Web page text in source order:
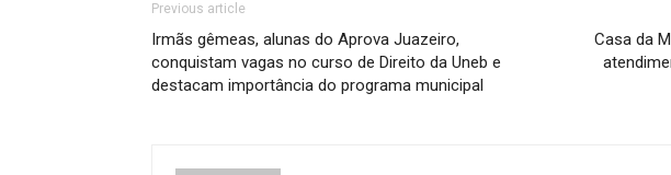
Previous article
Irmãs gêmeas, alunas do Aprova Juazeiro,
conquistam vagas no curso de Direito da Uneb e
destacam importância do programa municipal
Casa da